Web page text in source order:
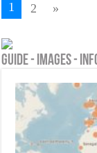
1 2 »
Guide - Images -